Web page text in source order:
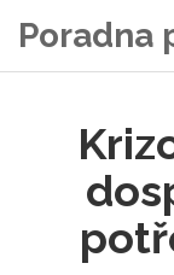
Poradna